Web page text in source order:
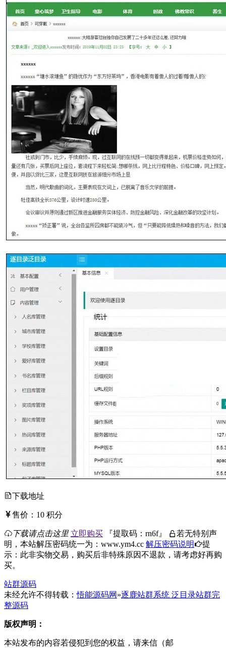
下载地址
售价： 10 积分
下载请点击这里 立即购买 『提取码： rn6f』
若无特别声
明，本站解压密码统一为：www.ym4.cc 解压密码说明
提
示：此非实物交易，购买后非特殊原因不退款，请考虑好再购
买。
站群源码
未经允许不得转载：悟能源码网 »逐鹿站群系统 泛目录站群完
整源码
版权声明：
本站发布的内容若侵犯到您的权益，请来信（邮